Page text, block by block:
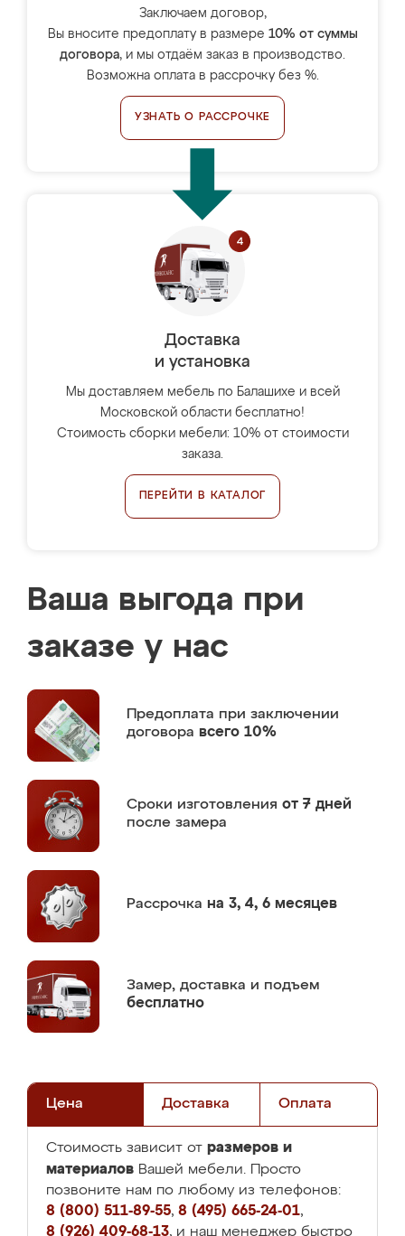
Заключаем договор,
Вы вносите предоплату в размере 10% от суммы
договора, и мы отдаём заказ в производство.
Возможна оплата в рассрочку без %.
УЗНАТЬ О РАССРОЧКЕ
Доставка
и установка
Мы доставляем мебель по Балашихе и всей
Московской области бесплатно!
Стоимость сборки мебели: 10% от стоимости
заказа.
ПЕРЕЙТИ В КАТАЛОГ
Ваша выгода при
заказе у нас
Предоплата при заключении
договора всего 10%
Сроки изготовления от 7 дней
после замера
Рассрочка на 3, 4, 6 месяцев
Замер, доставка и подъем
бесплатно
Цена Доставка Оплата
Стоимость зависит от размеров и
материалов Вашей мебели. Просто
позвоните нам по любому из телефонов:
8 (800) 511-89-55, 8 (495) 665-24-01,
8 (926) 409-68-13, и наш менеджер быстро